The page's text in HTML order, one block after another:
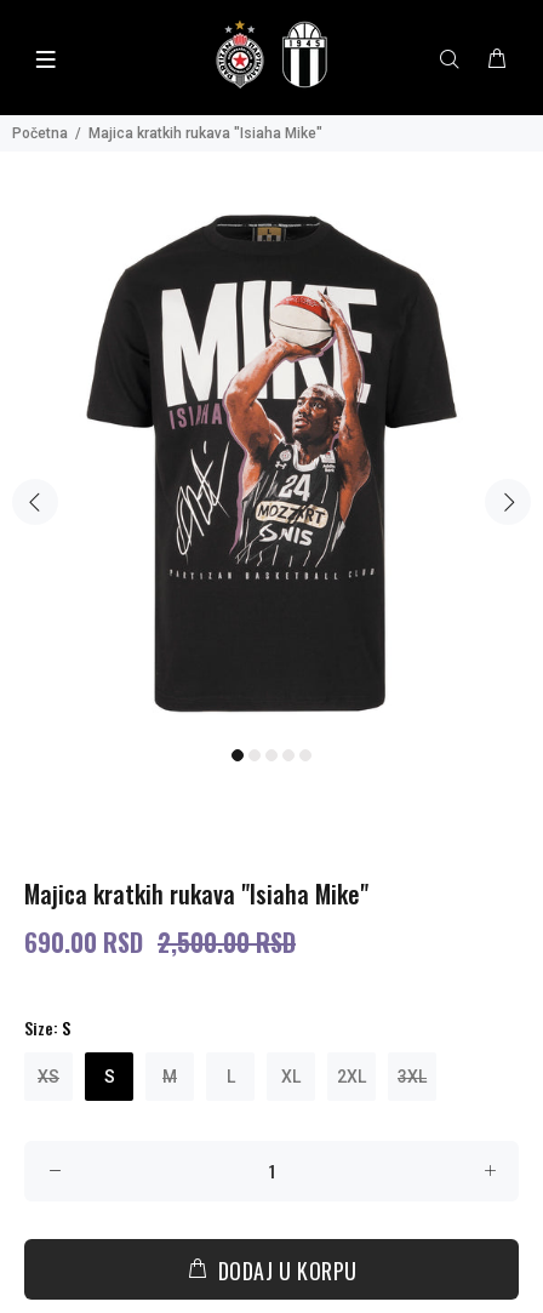
Početna Majica kratkih rukava "Isiaha Mike"
Majica kratkih rukava "Isiaha Mike"
690.00 RSD 2,500.00 RSD
Size: S
XS S M L XL 2XL 3XL
DODAJ U KORPU